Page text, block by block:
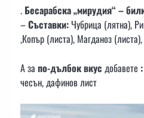
. Бесарабска „мирудия“ –
–Съставки:Чубрица (лятна),
,Копър (листа), Магданоз
А за по-дълбок вкус добавете :
чесън, дафинов лист